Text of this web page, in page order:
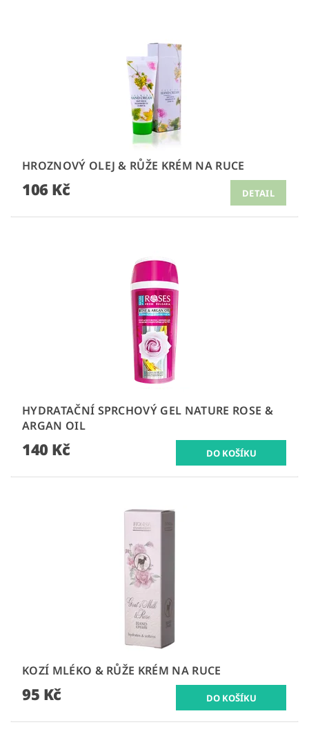
HROZNOVÝ OLEJ & RŮŽE KRÉM NA RUCE
106 Kč DETAIL
HYDRATAČNÍ SPRCHOVÝ GEL NATURE ROSE &
ARGAN OIL
140 Kč
KOZÍ MLÉKO & RŮŽE KRÉM NA RUCE
95 Kč